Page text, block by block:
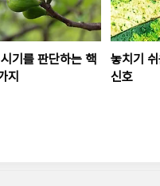
기를 판단하는 핵
5가지
놓치기
신호